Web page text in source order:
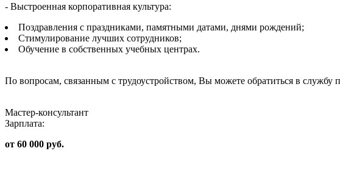
- Выстроенная корпоративная культура:
Поздравления с праздниками, памятными датами, днями рождений;
Стимулирование лучших сотрудников;
Обучение в собственных учебных центрах.
По вопросам, связанным с трудоустройством, Вы можете обратиться в службу
Мастер-консультант
Зарплата:
от 60 000 руб.